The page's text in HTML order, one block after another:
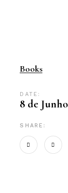
Books
DATE:
8 de
SHARE: